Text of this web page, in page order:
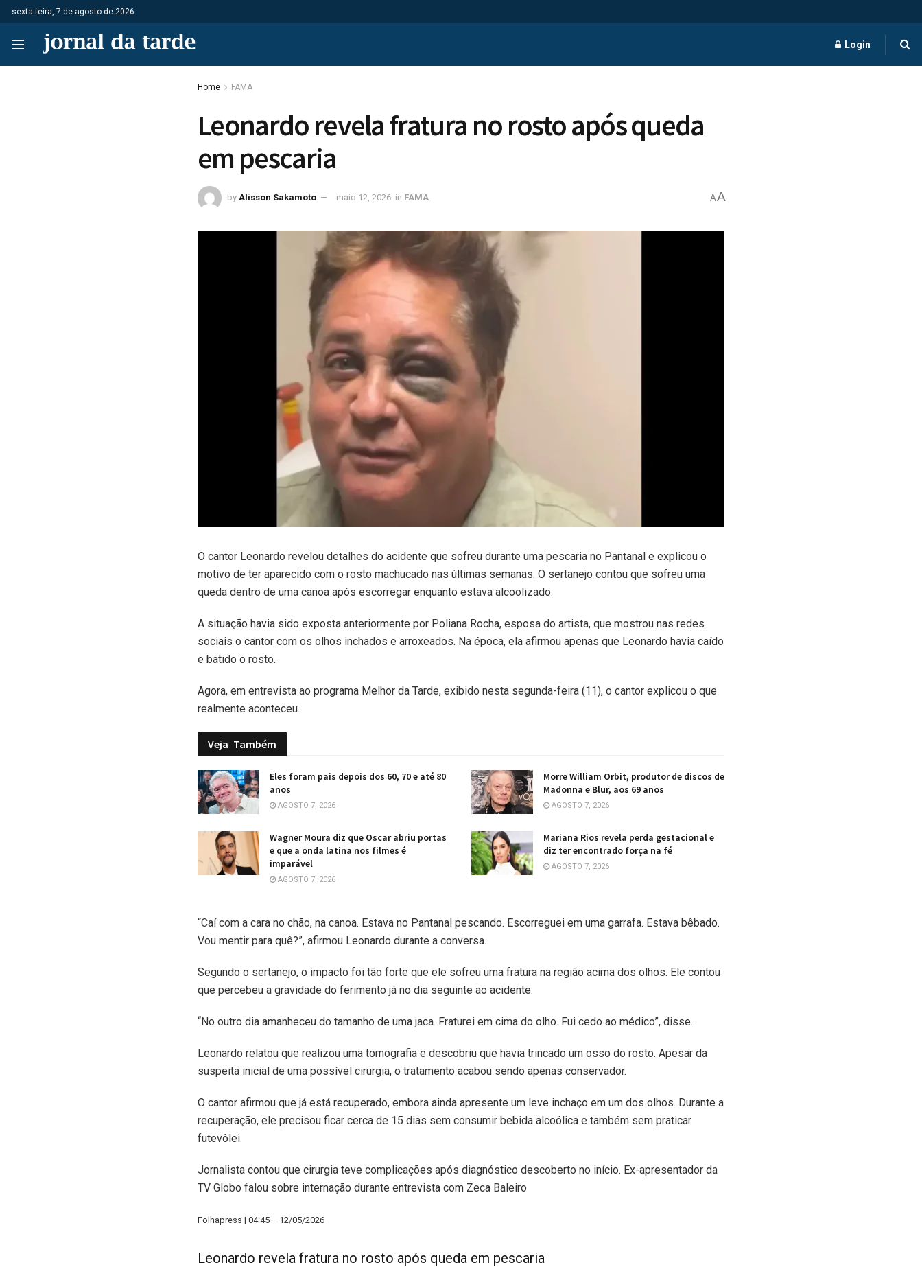
sexta-feira, 7 de agosto de 2026
Login
Home FAMA
Leonardo revela fratura no rosto após queda
em pescaria
by Alisson Sakamoto maio 12, 2026 in FAMA AA
O cantor Leonardo revelou detalhes do acidente que sofreu durante uma pescaria no Pantanal e explicou o
motivo de ter aparecido com o rosto machucado nas últimas semanas. O sertanejo contou que sofreu uma
queda dentro de uma canoa após escorregar enquanto estava alcoolizado.
A situação havia sido exposta anteriormente por Poliana Rocha, esposa do artista, que mostrou nas redes
sociais o cantor com os olhos inchados e arroxeados. Na época, ela afirmou apenas que Leonardo havia caído
e batido o rosto.
Agora, em entrevista ao programa Melhor da Tarde, exibido nesta segunda-feira (11), o cantor explicou o que
realmente aconteceu.
Veja Também
Eles foram pais depois dos 60, 70 e até 80
anos
AGOSTO 7, 2026
Morre William Orbit, produtor de discos de
Madonna e Blur, aos 69 anos
AGOSTO 7, 2026
Wagner Moura diz que Oscar abriu portas
e que a onda latina nos filmes é
imparável
AGOSTO 7, 2026
Mariana Rios revela perda gestacional e
diz ter encontrado força na fé
AGOSTO 7, 2026
“Caí com a cara no chão, na canoa. Estava no Pantanal pescando. Escorreguei em uma garrafa. Estava bêbado.
Vou mentir para quê?”, afirmou Leonardo durante a conversa.
Segundo o sertanejo, o impacto foi tão forte que ele sofreu uma fratura na região acima dos olhos. Ele contou
que percebeu a gravidade do ferimento já no dia seguinte ao acidente.
“No outro dia amanheceu do tamanho de uma jaca. Fraturei em cima do olho. Fui cedo ao médico”, disse.
Leonardo relatou que realizou uma tomografia e descobriu que havia trincado um osso do rosto. Apesar da
suspeita inicial de uma possível cirurgia, o tratamento acabou sendo apenas conservador.
O cantor afirmou que já está recuperado, embora ainda apresente um leve inchaço em um dos olhos. Durante a
recuperação, ele precisou ficar cerca de 15 dias sem consumir bebida alcoólica e também sem praticar
futevôlei.
Jornalista contou que cirurgia teve complicações após diagnóstico descoberto no início. Ex-apresentador da
TV Globo falou sobre internação durante entrevista com Zeca Baleiro
Folhapress | 04:45 – 12/05/2026
Leonardo revela fratura no rosto após queda em pescaria